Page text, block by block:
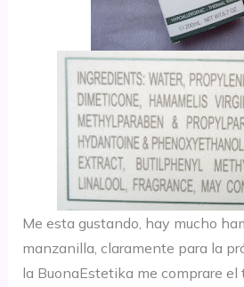
Me esta gustando, hay mucho
manzanilla, claramente para la
la BuonaEstetika me comprare el